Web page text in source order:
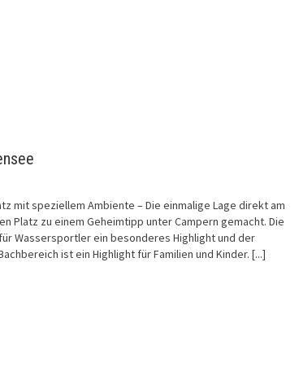
mit speziellem Ambiente – Die einmalige Lage direkt am
Platz zu einem Geheimtipp unter Campern gemacht. Die
Wassersportler ein besonderes Highlight und der
ist ein Highlight für Familien und Kinder.[...]